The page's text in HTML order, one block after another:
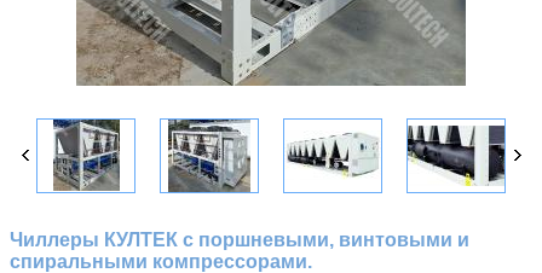
Чиллеры КУЛТЕК с поршневыми, винтовыми и
спиральными компрессорами.